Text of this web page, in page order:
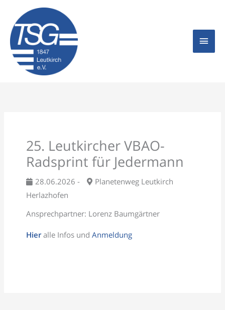
Inhalt
springen
25. Leutkircher VBAO-
Radsprint für Jedermann
28.06.2026 -
Planetenweg Leutkirch
Herlazhofen
Ansprechpartner: Lorenz Baumgärtner
Hieralle Infos undAnmeldung